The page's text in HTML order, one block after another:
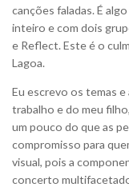
canções faladas. É
inteiro e com dois
e Reflect. Este é o
Lagoa.
Eu escrevo os temas
trabalho e do meu
um pouco do que as
compromisso para
visual, pois a
concerto